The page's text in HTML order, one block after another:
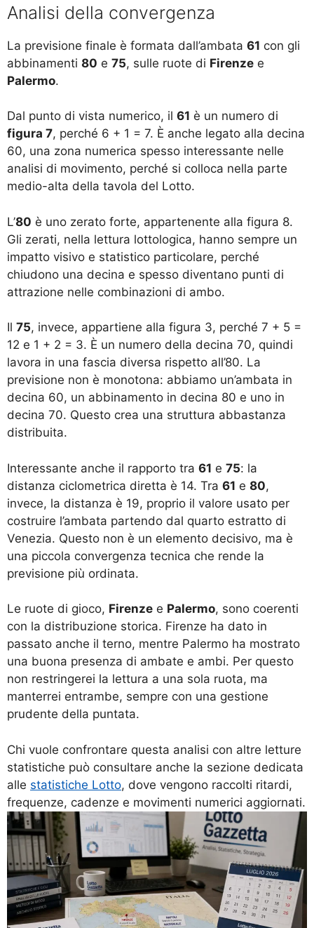
Analisi della convergenza
La previsione finale è formata dall’ambata 61 con gli
abbinamenti 80 e 75, sulle ruote di Firenze e
Palermo.
Dal punto di vista numerico, il 61 è un numero di
figura 7, perché 6 + 1 = 7. È anche legato alla decina
60, una zona numerica spesso interessante nelle
analisi di movimento, perché si colloca nella parte
medio-alta della tavola del Lotto.
L’80 è uno zerato forte, appartenente alla figura 8.
Gli zerati, nella lettura lottologica, hanno sempre un
impatto visivo e statistico particolare, perché
chiudono una decina e spesso diventano punti di
attrazione nelle combinazioni di ambo.
Il 75, invece, appartiene alla figura 3, perché 7 + 5 =
12 e 1 + 2 = 3. È un numero della decina 70, quindi
lavora in una fascia diversa rispetto all’80. La
previsione non è monotona: abbiamo un’ambata in
decina 60, un abbinamento in decina 80 e uno in
decina 70. Questo crea una struttura abbastanza
distribuita.
Interessante anche il rapporto tra 61 e 75: la
distanza ciclometrica diretta è 14. Tra 61 e 80,
invece, la distanza è 19, proprio il valore usato per
costruire l’ambata partendo dal quarto estratto di
Venezia. Questo non è un elemento decisivo, ma è
una piccola convergenza tecnica che rende la
previsione più ordinata.
Le ruote di gioco, Firenze e Palermo, sono coerenti
con la distribuzione storica. Firenze ha dato in
passato anche il terno, mentre Palermo ha mostrato
una buona presenza di ambate e ambi. Per questo
non restringerei la lettura a una sola ruota, ma
manterrei entrambe, sempre con una gestione
prudente della puntata.
Chi vuole confrontare questa analisi con altre letture
statistiche può consultare anche la sezione dedicata
alle statistiche Lotto, dove vengono raccolti ritardi,
frequenze, cadenze e movimenti numerici aggiornati.